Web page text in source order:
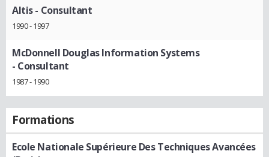
Altis- Consultant
1990 - 1997
McDonnell Douglas Information Systems
- Consultant
1987 - 1990
Formations
Ecole Nationale Supérieure Des Techniques Avancées